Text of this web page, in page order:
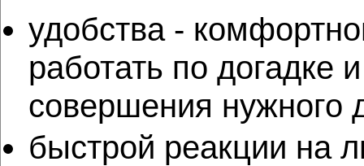
удобства -
работать по догадке
совершения нужного
быстрой реакции на